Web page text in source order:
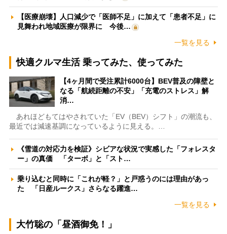
【医療崩壊】人口減少で「医師不足」に加えて「患者不足」に
見舞われ地域医療が限界に 今後…
一覧を見る
快適クルマ生活 乗ってみた、使ってみた
【4ヶ月間で受注累計6000台】BEV普及の障壁と
なる「航続距離の不安」「充電のストレス」解
消…
あれほどもてはやされていた「EV（BEV）シフト」の潮流も、
最近では減速基調になっているように見える。…
《雪道の対応力を検証》シビアな状況で実感した「フォレスタ
ー」の真価 「ターボ」と「スト…
乗り込むと同時に「これが軽？」と戸惑うのには理由があっ
た 「日産ルークス」さらなる躍進…
一覧を見る
大竹聡の「昼酒御免！」